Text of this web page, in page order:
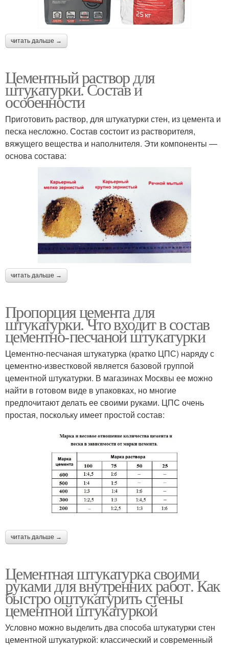
читать дальше →
Цементный раствор для
штукатурки. Состав и
особенности
Приготовить раствор, для штукатурки стен, из цемента и
песка несложно. Состав состоит из растворителя,
вяжущего вещества и наполнителя. Эти компоненты —
основа состава:
читать дальше →
Пропорция цемента для
штукатурки. Что входит в состав
цементно-песчаной штукатурки
Цементно-песчаная штукатурка (кратко ЦПС) наряду с
цементно-известковой является базовой группой
цементной штукатурки. В магазинах Москвы ее можно
найти в готовом виде в упаковках, но многие
предпочитают делать ее своими руками. ЦПС очень
простая, поскольку имеет простой состав:
читать дальше →
Цементная штукатурка своими
руками для внутренних работ. Как
быстро оштукатурить стены
цементной штукатуркой
Условно можно выделить два способа штукатурки стен
цементной штукатуркой: классический и современный